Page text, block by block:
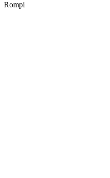
Rompi